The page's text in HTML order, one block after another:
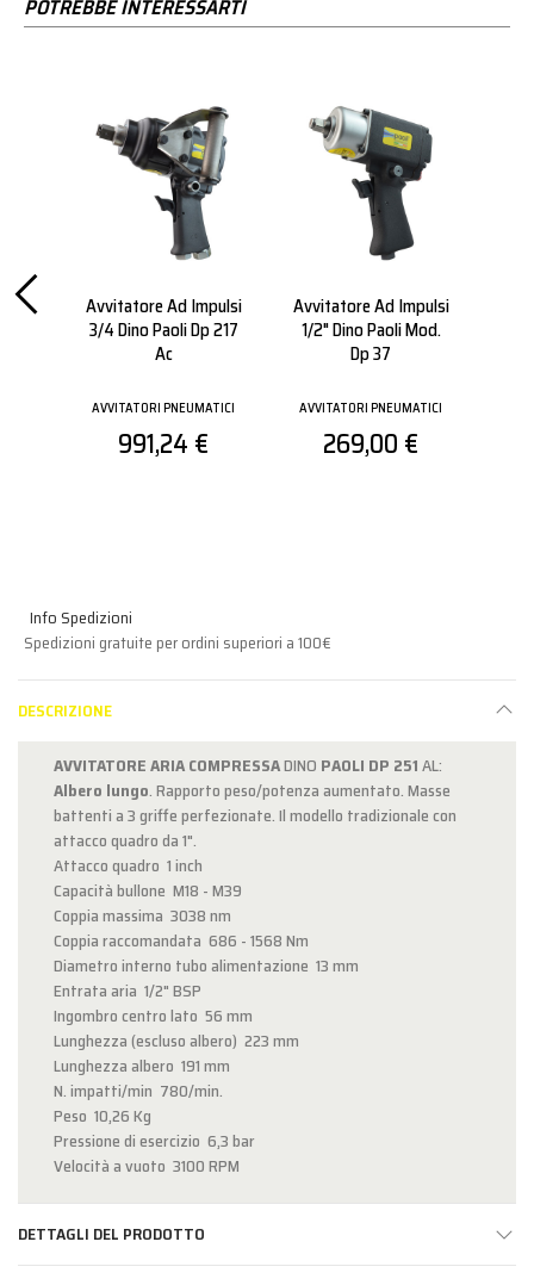
POTREBBE INTERESSARTI
Avvitatore Ad Impulsi
3/4 Dino Paoli Dp 217
Ac
AVVITATORI PNEUMATICI
991,24 €
Avvitatore Ad Impulsi
1/2" Dino Paoli Mod.
Dp 37
AVVITATORI PNEUMATICI
269,00 €
Info Spedizioni
Spedizioni gratuite per ordini superiori a 100€
DESCRIZIONE
AVVITATORE ARIA COMPRESSADINO PAOLI DP 251AL:
Albero lungo. Rapporto peso/potenza aumentato. Masse
battenti a 3 griffe perfezionate. Il modello tradizionale con
attacco quadro da 1".
Attacco quadro 1 inch
Capacità bullone M18 - M39
Coppia massima 3038 nm
Coppia raccomandata 686 - 1568 Nm
Diametro interno tubo alimentazione 13 mm
Entrata aria 1/2" BSP
Ingombro centro lato 56 mm
Lunghezza (escluso albero) 223 mm
Lunghezza albero 191 mm
N. impatti/min 780/min.
Peso 10,26 Kg
Pressione di esercizio 6,3 bar
Velocità a vuoto 3100 RPM
DETTAGLI DEL PRODOTTO